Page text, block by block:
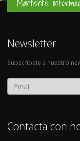
Mantente
Newsletter
Subscríbete a nuestro
Contacta con